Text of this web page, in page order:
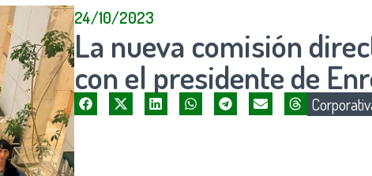
24/10/2023
La nueva comisión
con el presidente de